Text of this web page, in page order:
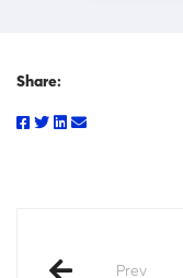
Share:
Prev